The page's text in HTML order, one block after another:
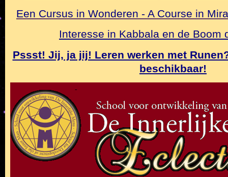
Een Cursus in Wonderen - A Course in
Interesse in Kabbala en de Boom
Pssst! Jij, ja jij! Leren werken met
beschikbaar!